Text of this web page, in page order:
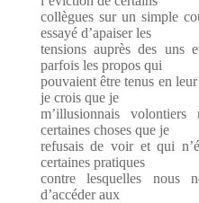
collègues sur un simple
essayé d’apaiser les
tensions auprès des uns
parfois les propos qui
pouvaient être tenus en
je crois que je
m’illusionnais
certaines choses que je
refusais de voir et qui
certaines pratiques
contre lesquelles nous
d’accéder aux